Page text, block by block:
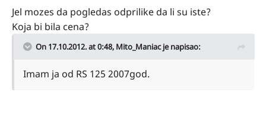
Jel mozes da pogledas odprilike da li su iste?
Koja bi bila cena?
On 17.10.2012. at 0:48, Mito_Maniac je napisao:
Imam ja od RS 125 2007god.